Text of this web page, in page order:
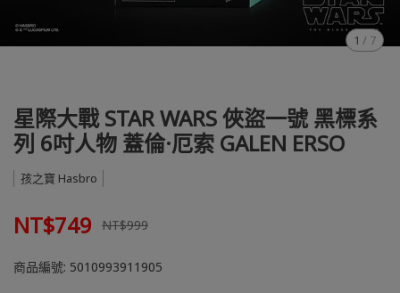
1 / 7
星際大戰 STAR WARS 俠盜一號 黑標系
列 6吋人物 蓋倫·厄索 GALEN ERSO
孩之寶 Hasbro
NT$749 NT$999
商品編號: 5010993911905